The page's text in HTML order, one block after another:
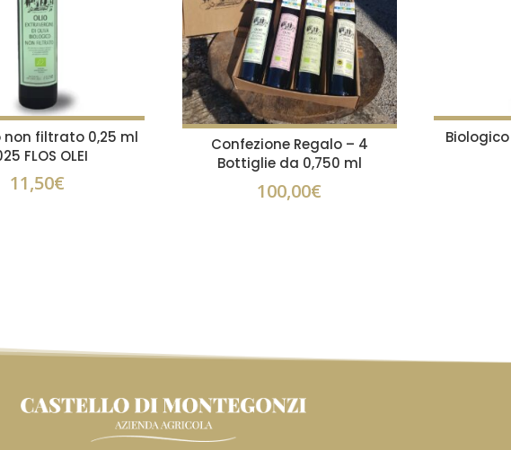
non filtrato 0,25 ml
FLOS OLEI
11,50€
Confezione Regalo – 4
Bottiglie da 0,750 ml
100,00€
Biologico